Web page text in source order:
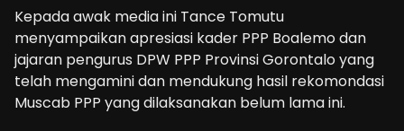
Kepada awak media ini Tance Tomutu
menyampaikan apresiasi kader PPP Boalemo dan
jajaran pengurus DPW PPP Provinsi Gorontalo yang
telah mengamini dan mendukung hasil rekomondasi
Muscab PPP yang dilaksanakan belum lama ini.